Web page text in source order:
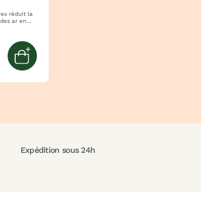
la
Ajouter au panier
Expédition sous 24h